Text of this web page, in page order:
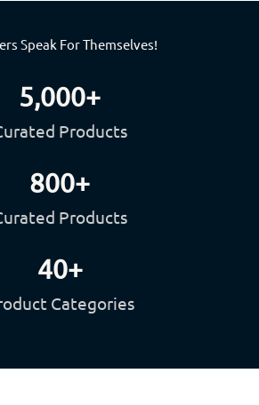
Speak For Themselves!
Products
5,000+
Products
800+
Categories
40+